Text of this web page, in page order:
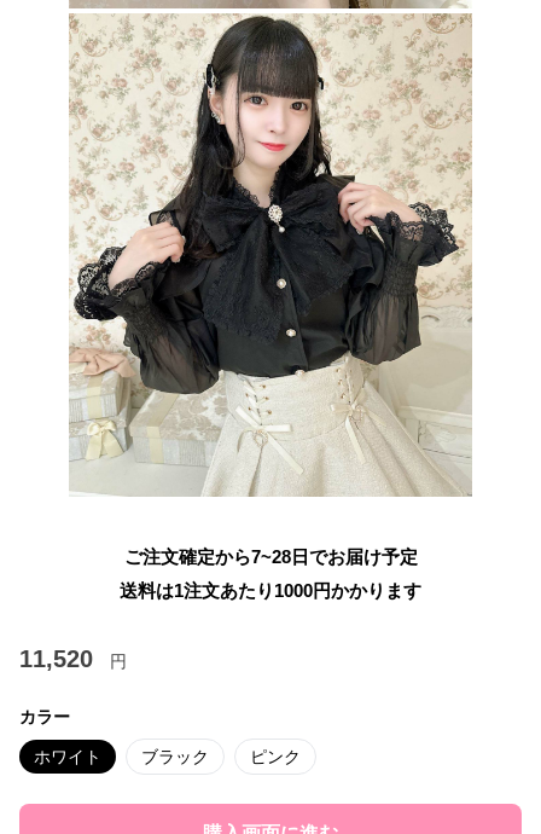
ご注文確定から7~28日でお届け予定
送料は1注文あたり 1000円かかります
11,520 円
カラー
ホワイト ブラック ピンク